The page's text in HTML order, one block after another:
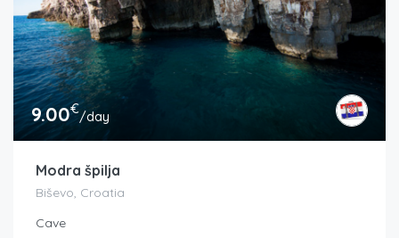
9.00€/day
Modra špilja
Biševo, Croatia
Cave